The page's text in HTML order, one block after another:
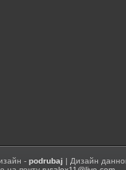
-podrubaj | Дизайн